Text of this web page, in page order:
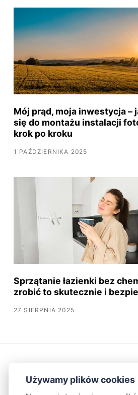
Mój prąd, moja inwestycja –
się do montażu instalacji
krok po kroku
1 PAŹDZIERNIKA 2025
Sprzątanie łazienki bez
zrobić to skutecznie i
27 SIERPNIA 2025
Używamy plików cookies